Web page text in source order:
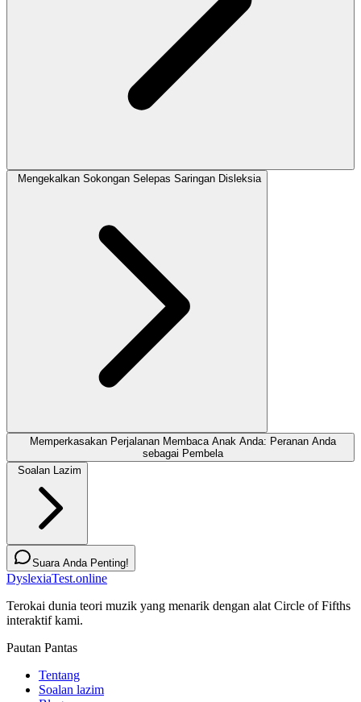
Mengekalkan Sokongan Selepas Saringan Disleksia
Memperkasakan Perjalanan Membaca Anak Anda: Peranan Anda
sebagai Pembela
Soalan Lazim
Suara Anda Penting!
DyslexiaTest.online
Terokai dunia teori muzik yang menarik dengan alat Circle of Fifths
interaktif kami.
Pautan Pantas
Tentang
Soalan lazim